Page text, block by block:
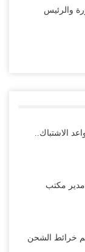
بالرئاسي وصراع
اتهامه لطارق
الإمارات
والرئيس
الاشتباك..
مدير مكتب
خرائط الشحن